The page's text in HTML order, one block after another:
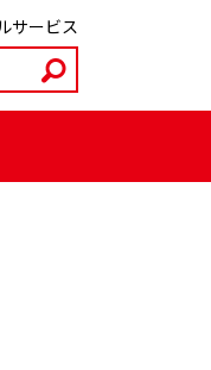
サービス